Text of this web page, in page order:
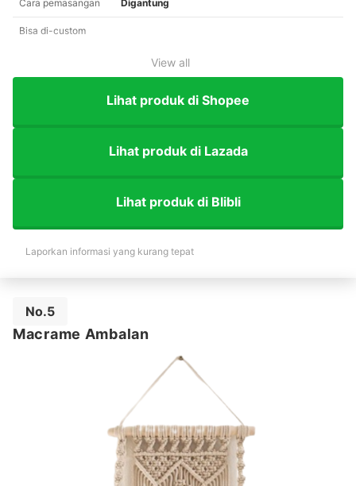
Cara pemasangan Digantung
Bisa di-custom
View all
Lihat produk di Shopee
Lihat produk di Lazada
Lihat produk di Blibli
Laporkan informasi yang kurang tepat
No.5
Macrame Ambalan